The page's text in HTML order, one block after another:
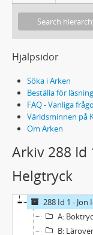
Hjälpsidor
Söka i Arken
Beställa för läsning
FAQ - Vanliga
Världsminnen på
Om Arken
Arkiv 288 Id
Helgtryck
288 Id 1 -
A:
B: